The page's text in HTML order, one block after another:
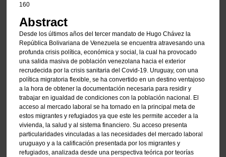
160
Abstract
Desde los últimos años del tercer mandato de Hugo Chávez la
República Bolivariana de Venezuela se encuentra atravesando una
profunda crisis política, económica y social, la cual ha provocado
una salida masiva de población venezolana hacia el exterior
recrudecida por la crisis sanitaria del Covid-19. Uruguay, con una
política migratoria flexible, se ha convertido en un destino ventajoso
a la hora de obtener la documentación necesaria para residir y
trabajar en igualdad de condiciones con la población nacional. El
acceso al mercado laboral se ha tornado en la principal meta de
estos migrantes y refugiados ya que este les permite acceder a la
vivienda, la salud y al sistema financiero. Su acceso presenta
particularidades vinculadas a las necesidades del mercado laboral
uruguayo y a la calificación presentada por los migrantes y
refugiados, analizada desde una perspectiva teórica por teorías